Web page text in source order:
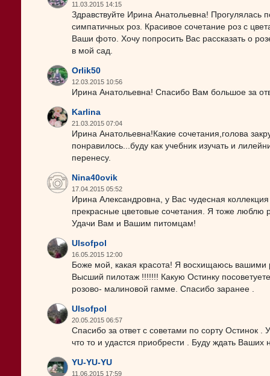
11.03.2015 14:15
Здравствуйте Ирина Анатольевна!
симпатичных роз. Красивое сочетание роз с
Ваши фото. Хочу попросить Вас рассказать о
в мой сад.
Orlik50
12.03.2015 10:56
Ирина Анатольевна! Спасибо Вам большое за
Karlina
21.03.2015 07:04
Ирина Анатольевна!Какие сочетания,голова
понравилось...буду как учебник изучать и
перенесу.
Nina40ovik
17.04.2015 05:52
Ирина Александровна, у Вас чудесная
прекрасные цветовые сочетания. Я тоже люблю
Удачи Вам и Вашим питомцам!
Ulsofpol
16.05.2015 12:00
Боже мой, какая красота! Я восхищаюсь
Высший пилотаж !!!!!!! Какую Остинку
розово- малиновой гамме. Спасибо заранее .
Ulsofpol
20.05.2015 06:57
Спасибо за ответ с советами по сорту Остинок
что то и удастся приобрести . Буду ждать
YU-YU-YU
11.06.2015 17:59